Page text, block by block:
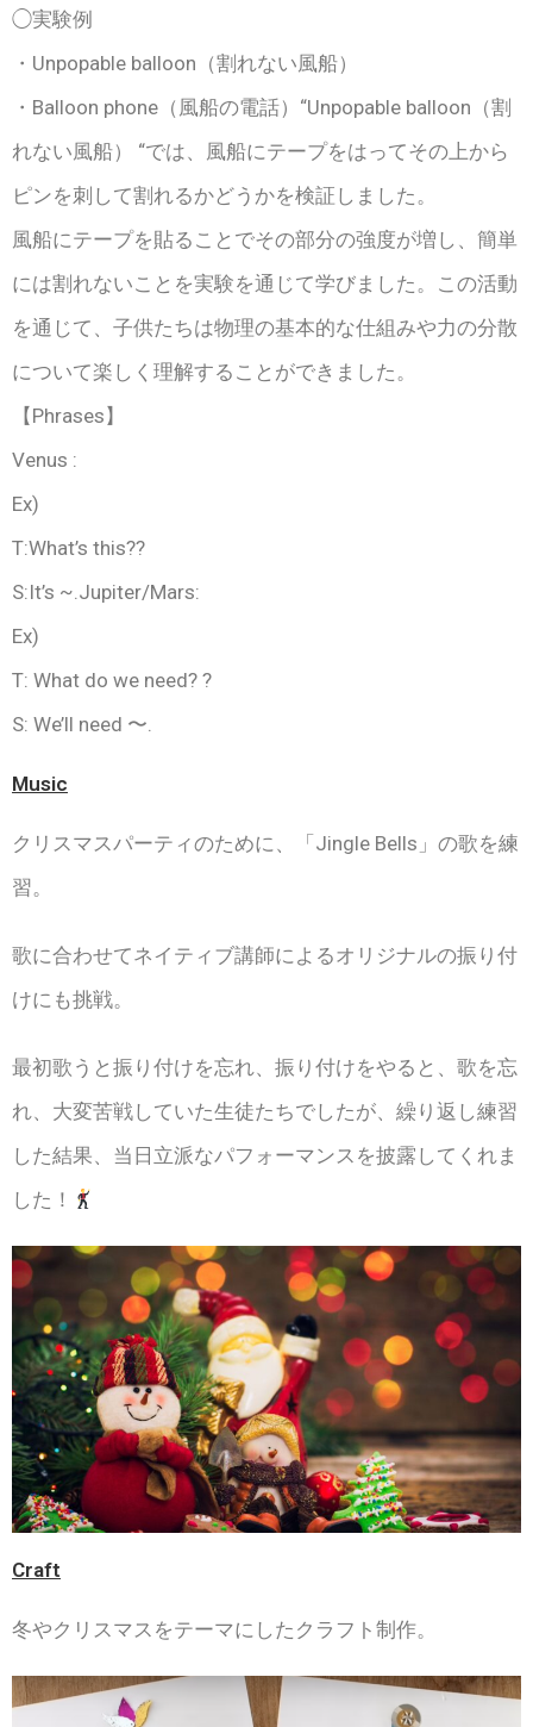
◯実験例
・Unpopable balloon（割れない風船）
・Balloon phone（風船の電話）“Unpopable balloon（割
れない風船） “では、風船にテープをはってその上から
ピンを刺して割れるかどうかを検証しました。
風船にテープを貼ることでその部分の強度が増し、簡単
には割れないことを実験を通じて学びました。この活動
を通じて、子供たちは物理の基本的な仕組みや力の分散
について楽しく理解することができました。
【Phrases】
Venus :
Ex)
T:What’s this??
S:It’s ~.Jupiter/Mars:
Ex)
T: What do we need? ?
S: We’ll need 〜.
Music
クリスマスパーティのために、「Jingle Bells」の歌を練
習。
歌に合わせてネイティブ講師によるオリジナルの振り付
けにも挑戦。
最初歌うと振り付けを忘れ、振り付けをやると、歌を忘
れ、大変苦戦していた生徒たちでしたが、繰り返し練習
した結果、当日立派なパフォーマンスを披露してくれま
した！
Craft
冬やクリスマスをテーマにしたクラフト制作。